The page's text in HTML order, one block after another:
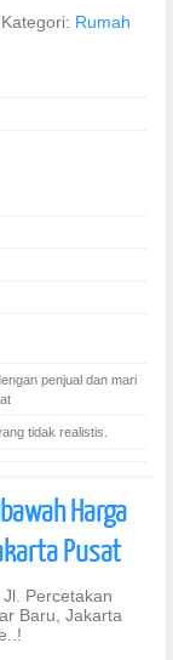
Kategori: Rumah
penjual dan mari
tidak realistis.
Harga
Pusat
Percetakan
Baru, Jakarta